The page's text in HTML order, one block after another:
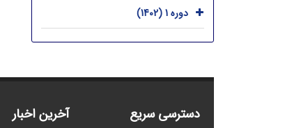
دوره 1 (1402)
دسترسی سریع آخرین اخبار